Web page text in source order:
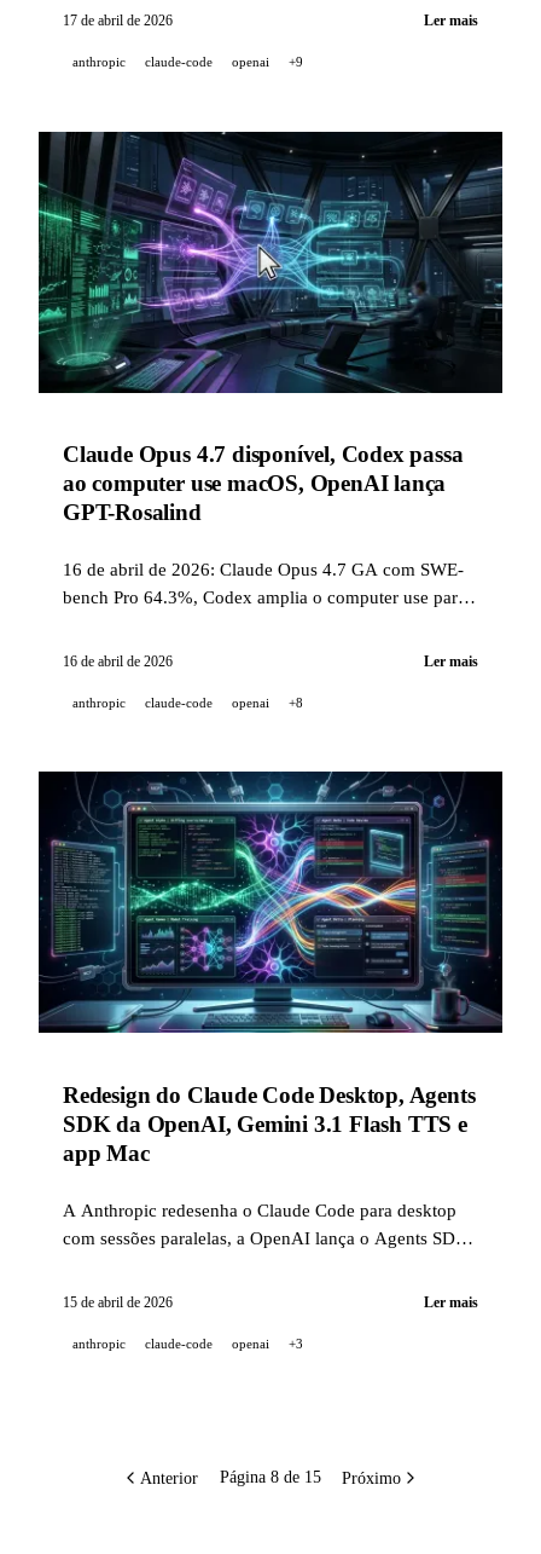
Copilot CLI Auto Model GA, NotebookLM Free no
2.0 iOS.
17 de abril de 2026 Ler mais
anthropic claude-code openai +9
Claude Opus 4.7 disponível, Codex passa
ao computer use macOS, OpenAI lança
GPT-Rosalind
16 de abril de 2026: Claude Opus 4.7 GA com SWE-
bench Pro 64.3%, Codex amplia o computer use para
Gemini integra Nano Banana 2 ao Google Photos,
16 de abril de 2026 Ler mais
anthropic claude-code openai +8
Redesign do Claude Code Desktop, Agents
SDK da OpenAI, Gemini 3.1 Flash TTS e
app Mac
A Anthropic redesenha o Claude Code para desktop
com sessões paralelas, a OpenAI lança o Agents SDK
Gemini 3.1 Flash TTS e a sua aplicação macOS em 15
15 de abril de 2026 Ler mais
anthropic claude-code openai +3
Anterior Página 8 de 15 Próximo